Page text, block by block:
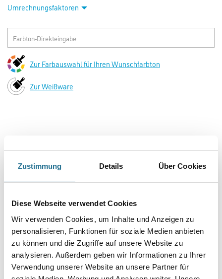
Zustimmung Details Über Cookies
Diese Webseite verwendet Cookies
Wir verwenden Cookies, um Inhalte und Anzeigen zu
personalisieren, Funktionen für soziale Medien anbieten
zu können und die Zugriffe auf unsere Website zu
analysieren. Außerdem geben wir Informationen zu Ihrer
Verwendung unserer Website an unsere Partner für
Umrechnungsfaktoren
Zur Farbauswahl für Ihren Wunschfarbton
Zur Weißware
VIELLEICHT GEFÄLLT IHNEN AUCH...